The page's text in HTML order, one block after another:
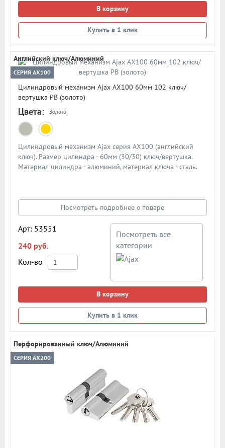
В корзину
Купить в 1 клик
Английский ключ/Алюминий
СЕРИЯ AX100
Цилиндровый механизм Ajax AX100 60мм 102 ключ/
вертушка PB (золото)
Цвета: Золото
Цилиндровый механизм Ajax серия AX100 (английский
ключ). Размер цилиндра - 60мм (30/30) ключ/вертушка.
Материал цилиндра - алюминий, материал ключа - сталь.
Посмотреть подробнее о товаре
Арт: 53551
240 руб.
Кол-во
Посмотреть все
категории
В корзину
Купить в 1 клик
Перфорированный ключ/Алюминий
СЕРИЯ AX200